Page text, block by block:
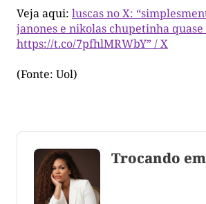
Veja aqui: luscas no X:
janones e nikolas chupetinha quase
https://t.co/7pfhlMRWbY” / X
(Fonte: Uol)
Trocando